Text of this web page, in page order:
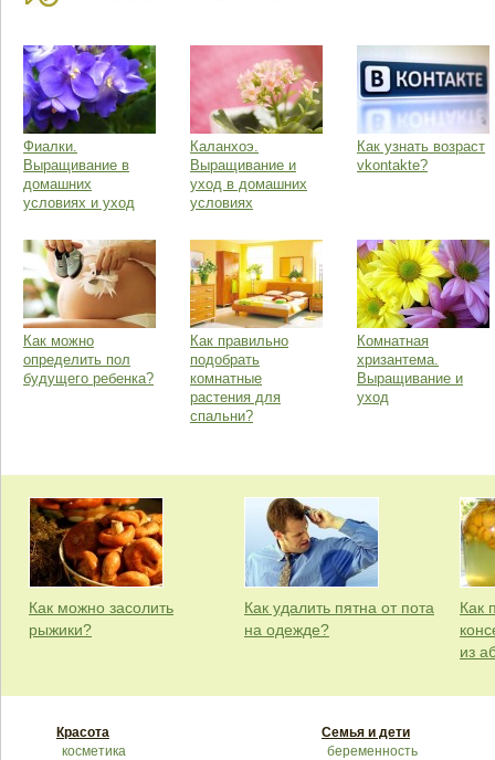
Фиалки.
Выращивание в
домашних
условиях и уход
Каланхоэ.
Выращивание и
уход в домашних
условиях
Как узнать возраст
vkontakte?
Как можно
определить пол
будущего ребенка?
Как правильно
подобрать
комнатные
растения для
спальни?
Комнатная
хризантема.
Выращивание и
уход
Как можно засолить
рыжики?
Как удалить пятна от пота
на одежде?
Как
из
Красота
косметика
Семья и дети
беременность